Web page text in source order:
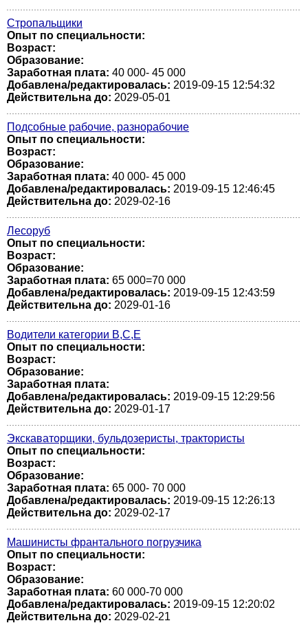
Стропальщики
Опыт по специальности:
Возраст:
Образование:
Заработная плата: 40 000- 45 000
Добавлена/редактировалась: 2019-09-15 12:54:32
Действительна до: 2029-05-01
Подсобные рабочие, разнорабочие
Опыт по специальности:
Возраст:
Образование:
Заработная плата: 40 000- 45 000
Добавлена/редактировалась: 2019-09-15 12:46:45
Действительна до: 2029-02-16
Лесоруб
Опыт по специальности:
Возраст:
Образование:
Заработная плата: 65 000=70 000
Добавлена/редактировалась: 2019-09-15 12:43:59
Действительна до: 2029-01-16
Водители категории В,С,Е
Опыт по специальности:
Возраст:
Образование:
Заработная плата:
Добавлена/редактировалась: 2019-09-15 12:29:56
Действительна до: 2029-01-17
Экскаваторщики, бульдозеристы, трактористы
Опыт по специальности:
Возраст:
Образование:
Заработная плата: 65 000- 70 000
Добавлена/редактировалась: 2019-09-15 12:26:13
Действительна до: 2029-02-17
Машинисты франтального погрузчика
Опыт по специальности:
Возраст:
Образование:
Заработная плата: 60 000-70 000
Добавлена/редактировалась: 2019-09-15 12:20:02
Действительна до: 2029-02-21